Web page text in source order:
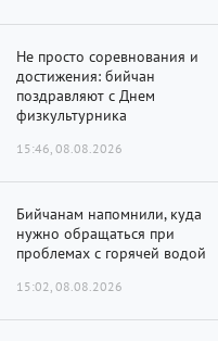
Не просто соревнования и
достижения: бийчан
поздравляют с Днем
физкультурника
15:46, 08.08.2026
Бийчанам напомнили, куда
нужно обращаться при
проблемах с горячей водой
15:02, 08.08.2026